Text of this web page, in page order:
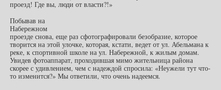
проезд! Где вы, люди от власти?!»
Побывав на
Набережном
проезде снова, еще раз сфотографировали безобразие, которое
творится на этой улочке, которая, кстати, ведет от ул. Абельмана к
реке, к спортивной школе на ул. Набережной, к жилым домам.
Увидев фотоаппарат, проходившая мимо жительница района
скорее с удивлением, чем с надеждой спросила: «Неужели тут что-
то изменится?» Мы ответили, что очень надеемся.